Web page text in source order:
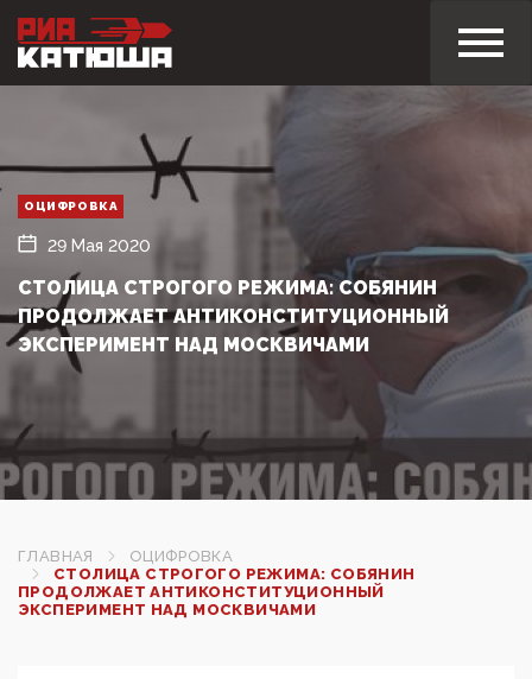
ОЦИФРОВКА
29 Мая 2020
CТОЛИЦА СТРОГОГО РЕЖИМА: СОБЯНИН
ПРОДОЛЖАЕТ АНТИКОНСТИТУЦИОННЫЙ
ЭКСПЕРИМЕНТ НАД МОСКВИЧАМИ
ГЛАВНАЯ
ОЦИФРОВКА
CТОЛИЦА СТРОГОГО РЕЖИМА: СОБЯНИН
ПРОДОЛЖАЕТ АНТИКОНСТИТУЦИОННЫЙ
ЭКСПЕРИМЕНТ НАД МОСКВИЧАМИ